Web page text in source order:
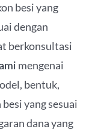
besi yang
dengan
berkonsultasi
mengenai
bentuk,
yang sesuai
dana yang